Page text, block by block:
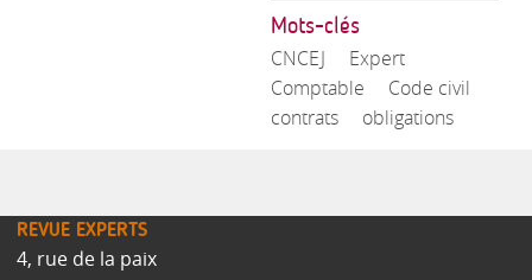
Mots-clés
CNCEJ
Expert
Comptable
Code civil
contrats
obligations
REVUE EXPERTS
4, rue de la paix